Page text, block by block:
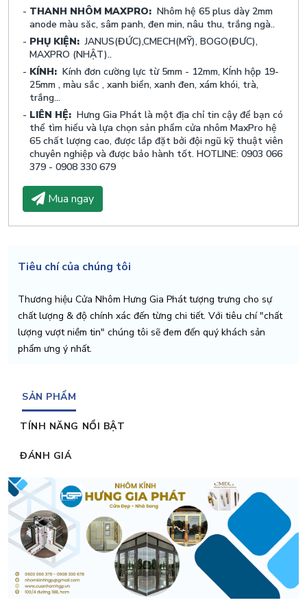
THANH NHÔM MAXPRO: Nhôm hệ 65 plus dày 2mm
anode màu săc, sâm panh, đen min, nâu thu, trắng ngà..
PHỤ KIỆN: JANUS(ĐỨC),CMECH(MỸ), BOGO(ĐƯC),
MAXPRO (NHẬT)..
KÍNH: Kính đơn cường lực từ 5mm - 12mm, KÍnh hộp 19-
25mm , màu sắc , xanh biển, xanh đen, xám khói, trà,
trắng...
LIÊN HỆ: Hưng Gia Phát là một địa chỉ tin cậy để bạn có
thể tìm hiểu và lựa chọn sản phẩm cửa nhôm MaxPro hệ
65 chất lượng cao, được lắp đặt bởi đội ngũ kỹ thuật viên
chuyên nghiệp và được bảo hành tốt. HOTLINE: 0903 066
379 - 0908 330 679
Mua ngay
Tiêu chí của chúng tôi
Thương hiệu Cửa Nhôm Hưng Gia Phát tượng trưng cho sự
chất lượng & độ chính xác đến từng chi tiết. Với tiêu chí "chất
lượng vượt niềm tin" chúng tôi sẽ đem đến quý khách sản
phẩm ưng ý nhất.
SẢN PHẨM
TÍNH NĂNG NỔI BẬT
ĐÁNH GIÁ